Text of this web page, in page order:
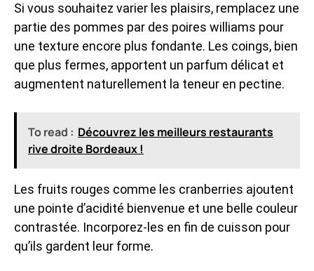
Si vous souhaitez varier les plaisirs, remplacez une
partie des pommes par des poires williams pour
une texture encore plus fondante. Les coings, bien
que plus fermes, apportent un parfum délicat et
augmentent naturellement la teneur en pectine.
To read : Découvrez les meilleurs restaurants
rive droite Bordeaux !
Les fruits rouges comme les cranberries ajoutent
une pointe d’acidité bienvenue et une belle couleur
contrastée. Incorporez-les en fin de cuisson pour
qu’ils gardent leur forme.